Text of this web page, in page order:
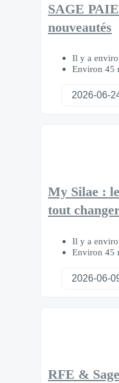
SAGE
nouveautés
Il y a
Environ 45
My Silae :
tout
Il y a
Environ 45
RFE &